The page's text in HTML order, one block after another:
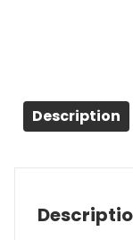
шторкой
quantity
Description